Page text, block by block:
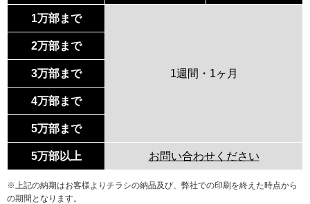
1万部まで
1週間・1ヶ月
2万部まで
3万部まで
4万部まで
5万部まで
5万部以上 お問い合わせください
※上記の納期はお客様よりチラシの納品及び、弊社での印刷を終えた時点から
の期間となります。